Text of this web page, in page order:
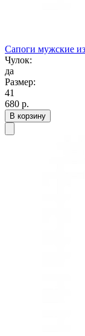
Сапоги мужские
Чулок:
да
Размер:
41
680 р.
В корзину